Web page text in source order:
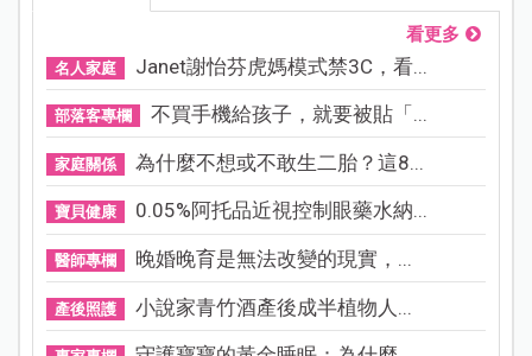
看更多
名人家庭 Janet謝怡芬虎媽模式禁3C，看...
部落客專欄 不買手機給孩子，就要被貼「...
家庭關係 為什麼不想或不敢生二胎？這8...
寶貝健康 0.05%阿托品近視控制眼藥水納...
醫師專欄 晚婚晚育是無法改變的現實，...
產後照護 小說家青竹酒產後成半植物人...